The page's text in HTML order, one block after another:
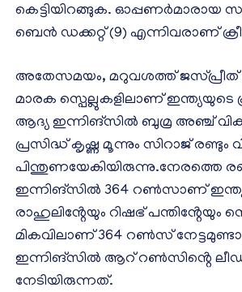
കെട്ടിയിറങ്ങുക. ഓപ്പണർമാരായ
ബെൻ ഡക്കറ്റ് (9) എന്നിവരാണ്
അതേസമയം, മറുവശത്ത് ജസ്പ്രീത്
മാരക സ്പെല്ലുകളിലാണ് ഇന്ത്യയുടെ
ആദ്യ ഇന്നിങ്സിൽ ബുമ്ര അഞ്ച്
പ്രസിദ്ധ് കൃഷ്ണ മൂന്നും സിറാജ് രണ്ടും
പിന്തുണയേകിയിരുന്നു.നേരത്തെ
ഇന്നിങ്‌സില്‍ 364 റണ്‍സാണ്
രാഹുലിൻ്റേയും റിഷഭ് പന്തിൻ്റേയും
മികവിലാണ് 364 റണ്‍സ്
ഇന്നിങ്‌സില്‍ ആറ് റണ്‍സിൻ്റെ
നേടിയിരുന്നത്.